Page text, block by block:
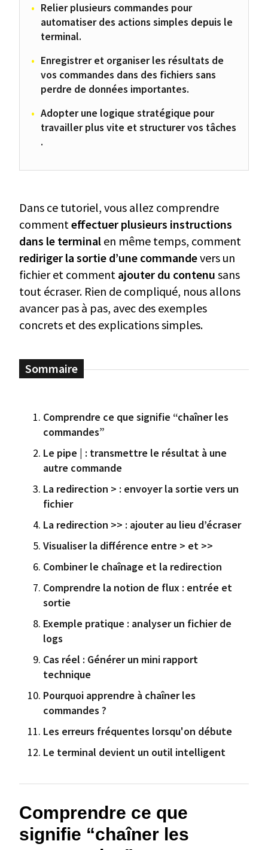
Relier plusieurs commandes pour
automatiser des actions simples depuis le
terminal.
Enregistrer et organiser les résultats de
vos commandes dans des fichiers sans
perdre de données importantes.
Adopter une logique stratégique pour
travailler plus vite et structurer vos tâches
.
Dans ce tutoriel, vous allez comprendre
comment effectuer plusieurs instructions
dans le terminal en même temps, comment
rediriger la sortie d’une commandevers un
fichier et comment ajouter du contenu sans
tout écraser. Rien de compliqué, nous allons
avancer pas à pas, avec des exemples
concrets et des explications simples.
Comprendre ce que signifie “chaîner les
commandes”
Le pipe | : transmettre le résultat à une
autre commande
La redirection > : envoyer la sortie vers un
fichier
La redirection >> : ajouter au lieu d’écraser
Visualiser la différence entre > et >>
Combiner le chaînage et la redirection
Comprendre la notion de flux : entrée et
sortie
Exemple pratique : analyser un fichier de
logs
Cas réel : Générer un mini rapport
technique
Pourquoi apprendre à chaîner les
commandes ?
Les erreurs fréquentes lorsqu'on débute
Le terminal devient un outil intelligent
Comprendre ce que
signifie “chaîner les